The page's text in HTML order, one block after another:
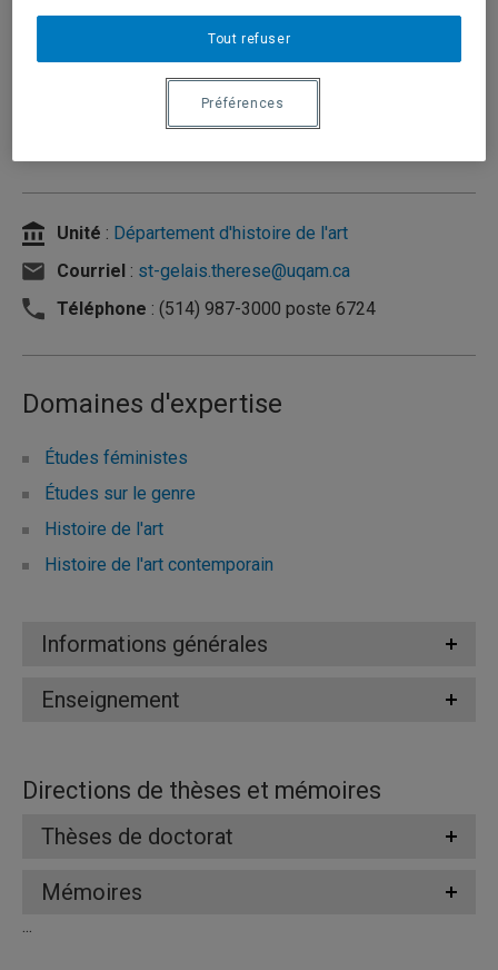
Unité : Département d'histoire de l'art
Courriel : st-gelais.therese@uqam.ca
Téléphone : (514) 987-3000 poste 6724
Domaines d'expertise
Études féministes
Études sur le genre
Histoire de l'art
Histoire de l'art contemporain
Informations générales
Enseignement
Directions de thèses et mémoires
Thèses de doctorat
Mémoires
...
Tout refuser
Préférences